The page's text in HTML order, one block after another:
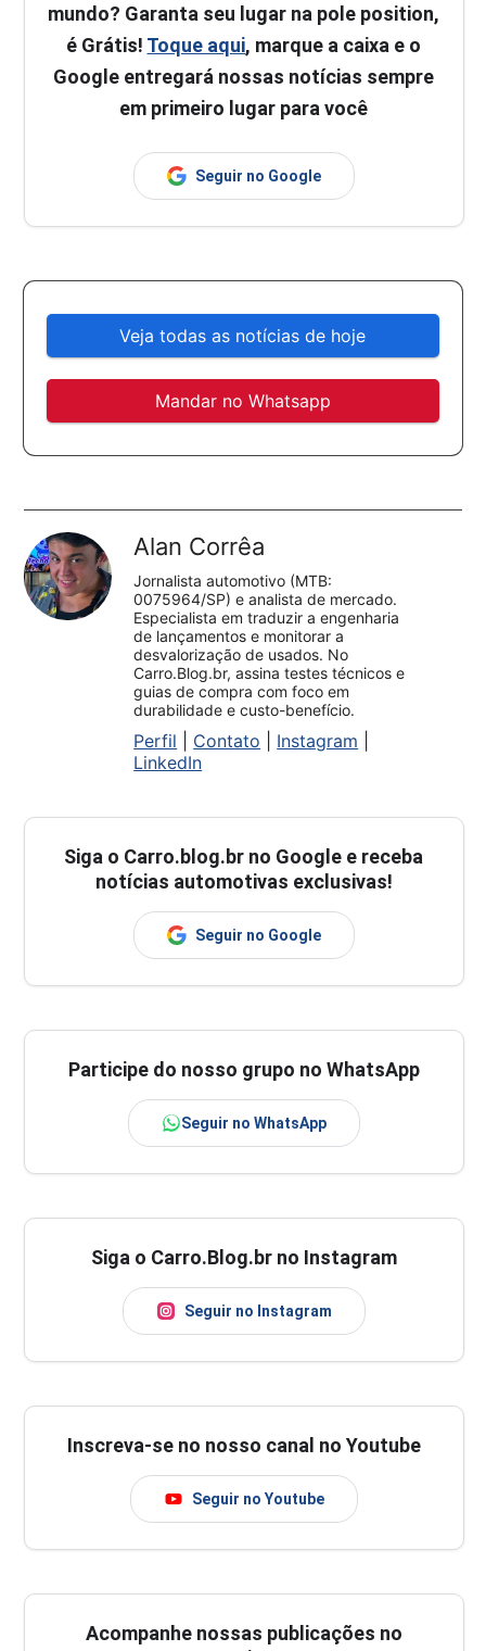
mundo? Garanta seu lugar na pole position,
é Grátis! Toque aqui, marque a caixa e o
Google entregará nossas notícias sempre
em primeiro lugar para você
Seguir no Google
Veja todas as notícias de hoje
Mandar no Whatsapp
Alan Corrêa
Jornalista automotivo (MTB:
0075964/SP) e analista de mercado.
Especialista em traduzir a engenharia
de lançamentos e monitorar a
desvalorização de usados. No
Carro.Blog.br, assina testes técnicos e
guias de compra com foco em
durabilidade e custo-benefício.
Perfil Contato Instagram
LinkedIn
Siga o Carro.blog.br no Google e receba
notícias automotivas exclusivas!
Seguir no Google
Participe do nosso grupo no WhatsApp
Seguir no WhatsApp
Siga o Carro.Blog.br no Instagram
Seguir no Instagram
Inscreva-se no nosso canal no Youtube
Seguir no Youtube
Acompanhe nossas publicações no